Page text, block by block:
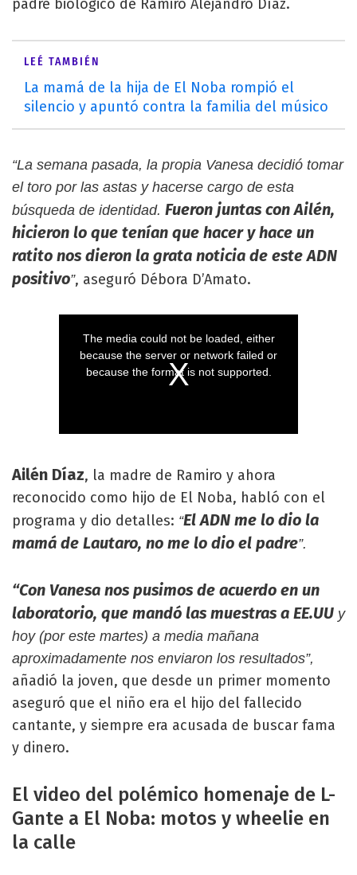
padre biológico de Ramiro Alejandro Díaz.
LEÉ TAMBIÉN
La mamá de la hija de El Noba rompió el
silencio y apuntó contra la familia del músico
“La semana pasada, la propia Vanesa decidió tomar
el toro por las astas y hacerse cargo de esta
búsqueda de identidad. Fueron juntas con Ailén,
hicieron lo que tenían que hacer y hace un
ratito nos dieron la grata noticia de este ADN
positivo”, aseguró Débora D’Amato.
Ailén Díaz, la madre de Ramiro y ahora
reconocido como hijo de El Noba, habló con el
programa y dio detalles: “El ADN me lo dio la
mamá de Lautaro, no me lo dio el padre”.
“Con Vanesa nos pusimos de acuerdo en un
laboratorio, que mandó las muestras a EE.UU y
hoy (por este martes) a media mañana
aproximadamente nos enviaron los resultados”,
añadió la joven, que desde un primer momento
aseguró que el niño era el hijo del fallecido
cantante, y siempre era acusada de buscar fama
y dinero.
El video del polémico homenaje de L-
Gante a El Noba: motos y wheelie en
la calle